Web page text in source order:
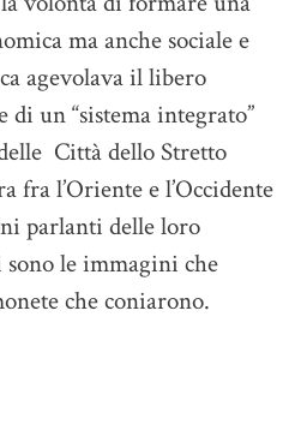
ma anche sociale e
agevolava il libero
di un “sistema integrato”
Città dello Stretto
fra l’Oriente e l’Occidente
parlanti delle loro
le immagini che
che coniarono.